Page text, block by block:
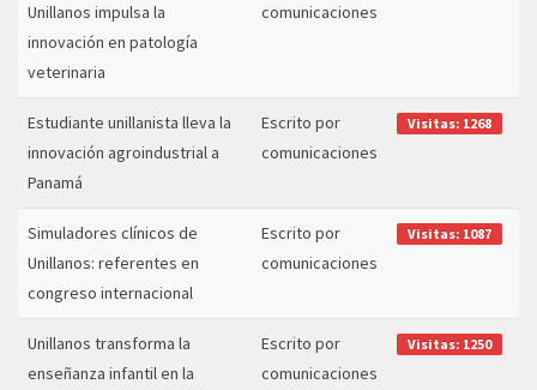
Unillanos impulsa la
innovación en patología
veterinaria
comunicaciones
Estudiante unillanista lleva la
innovación agroindustrial a
Panamá
Escrito por
comunicaciones
Visitas: 1268
Simuladores clínicos de
Unillanos: referentes en
congreso internacional
Escrito por
comunicaciones
Visitas: 1087
Unillanos transforma la
enseñanza infantil en la
Escrito por
comunicaciones
Visitas: 1250